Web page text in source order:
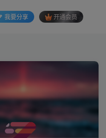
我要分享 开通会员